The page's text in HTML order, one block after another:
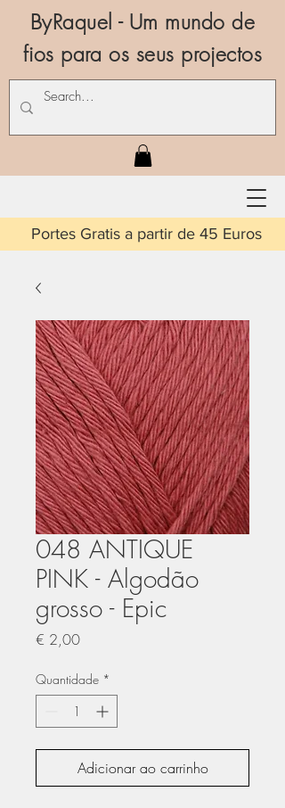
ByRaquel - Um mundo de
fios para os seus projectos
a partir de 45 Euros
048 ANTIQUE
PINK - Algodão
grosso - Epic
€ 2,00Preço
Quantidade *
Adicionar ao carrinho